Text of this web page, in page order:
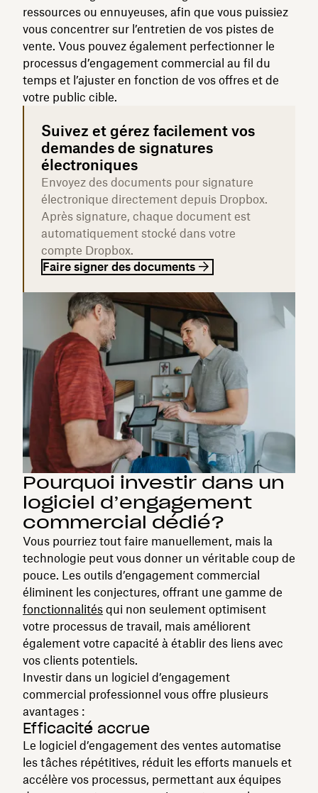
ressources ou ennuyeuses, afin que vous puissiez
vous concentrer sur l’entretien de vos pistes de
vente. Vous pouvez également perfectionner le
processus d’engagement commercial au fil du
temps et l’ajuster en fonction de vos offres et de
votre public cible.
Suivez et gérez facilement vos
demandes de signatures
électroniques
Envoyez des documents pour signature
électronique directement depuis Dropbox.
Après signature, chaque document est
automatiquement stocké dans votre
compte Dropbox.
Faire signer des documents
Pourquoi investir dans un
logiciel d’engagement
commercial dédié?
Vous pourriez tout faire manuellement, mais la
technologie peut vous donner un véritable coup de
pouce. Les outils d’engagement commercial
éliminent les conjectures, offrant une gamme de
fonctionnalités qui non seulement optimisent
votre processus de travail, mais améliorent
également votre capacité à établir des liens avec
vos clients potentiels.
Investir dans un logiciel d’engagement
commercial professionnel vous offre plusieurs
avantages :
Efficacité accrue
Le logiciel d’engagement des ventes automatise
les tâches répétitives, réduit les efforts manuels et
accélère vos processus, permettant aux équipes